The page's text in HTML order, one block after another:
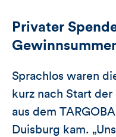
Privater
Sprachlos waren
kurz nach Start
aus dem
Duisburg kam.